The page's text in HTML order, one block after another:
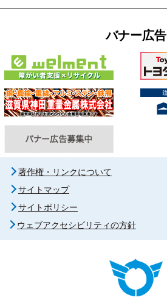
バナー広告
著作権・リンクについて
サイトマップ
サイトポリシー
ウェブアクセシビリティの方針